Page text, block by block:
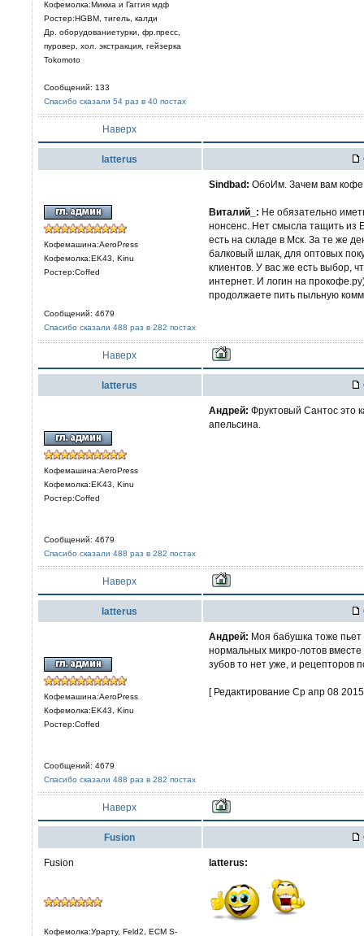
Кофемолка:Микма и Гаггия мдф
Ростер:HGBM, тигель, калди
Др. оборудованиетурки, фр.пресс,
пуровер, хол. экстракция, гейзерка
Tokomoto
Сообщений: 133
Спасибо сказали 54 раз в 40 постах
Наверх
latterus
Кофемашина:AeroPress
Кофемолка:EK43, Kinu
Ростер:Coffed
Сообщений: 4679
Спасибо сказали 488 раз в 282 постах
Sindbad: ОбоИм. Зачем вам кофе
Виталий_: Не обязательно
нонсенс. Нет смысла тащить из
есть на складе в Мск. За те же
балковый шлак, для оптовых
клиентов. У вас же есть выбор,
интернет. И логин на
продолжаете пить пыльную
Наверх
latterus
Кофемашина:AeroPress
Кофемолка:EK43, Kinu
Ростер:Coffed
Сообщений: 4679
Спасибо сказали 488 раз в 282 постах
Aндрей: Фруктовый Сантос это
апельсина.
Наверх
latterus
Кофемашина:AeroPress
Кофемолка:EK43, Kinu
Ростер:Coffed
Сообщений: 4679
Спасибо сказали 488 раз в 282 постах
Aндрей: Моя бабушка тоже пьет
нормальных микро-лотов вместе
зубов то нет уже, и рецепторов
[ Редактирование Ср апр 08
Наверх
Fusion
Fusion
Кофемолка:Урарту, Feld2, ECM S-
latterus: